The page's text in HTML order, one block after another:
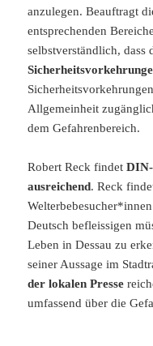
anzulegen. Beauftragt
entsprechenden
selbstverständlich, dass
Allgemeinheit
dem Gefahrenbereich.
Robert Reck findet
ausreichend. Reck
Deutsch befleissigen
Leben in Dessau zu
seiner Aussage im
der lokalen Presse
umfassend über die